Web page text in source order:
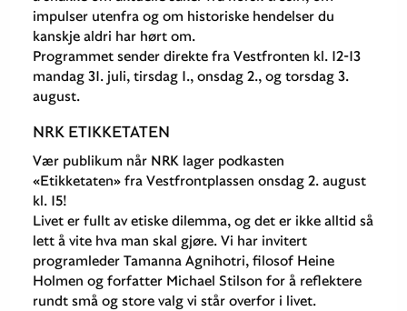
impulser utenfra og om historiske hendelser du
kanskje aldri har hørt om.
Programmet sender direkte fra Vestfronten kl. 12-13
mandag 31. juli, tirsdag 1., onsdag 2., og torsdag 3.
august.
NRK ETIKKETATEN
Vær publikum når NRK lager podkasten
«Etikketaten» fra Vestfrontplassen onsdag 2. august
kl. 15!
Livet er fullt av etiske dilemma, og det er ikke alltid så
lett å vite hva man skal gjøre. Vi har invitert
programleder Tamanna Agnihotri, filosof Heine
Holmen og forfatter Michael Stilson for å reflektere
rundt små og store valg vi står overfor i livet.